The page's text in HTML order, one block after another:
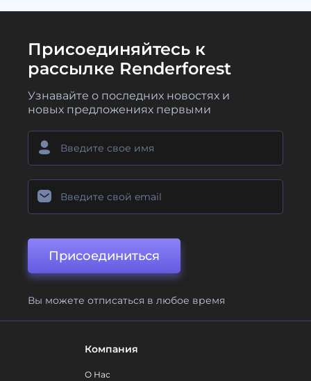
Присоединяйтесь к
рассылке Renderforest
Узнавайте о последних новостях и
новых предложениях первыми
Присоединиться
Вы можете отписаться в любое время
Компания
О Нас